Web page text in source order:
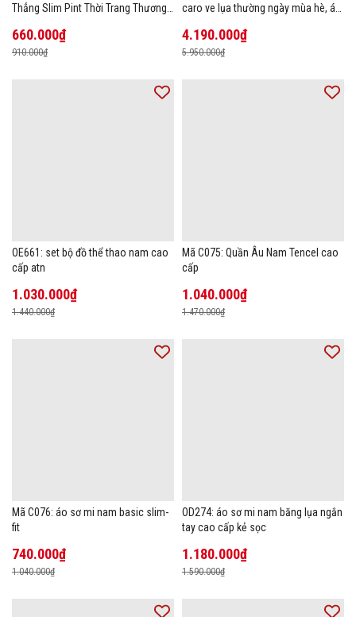
Thẳng Slim Pint Thời Trang Thương
660.000₫
910.000₫
caro ve lụa thường ngày mùa hè, áo
4.190.000₫
5.950.000₫
OE661: set bộ đồ thể thao nam cao
cấp atn
1.030.000₫
1.440.000₫
Mã C075: Quần Âu Nam Tencel cao
cấp
1.040.000₫
1.470.000₫
Mã C076: áo sơ mi nam basic slim-
fit
740.000₫
1.040.000₫
OD274: áo sơ mi nam băng lụa ngắn
tay cao cấp kẻ sọc
1.180.000₫
1.590.000₫